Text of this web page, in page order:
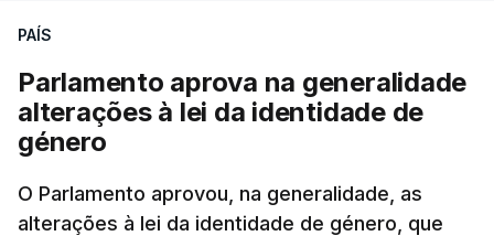
Parlamento aprova
PAÍS
Parlamento aprova na generalidade
alterações à lei da identidade de
género
O Parlamento aprovou, na generalidade, as
alterações à lei da identidade de género, que